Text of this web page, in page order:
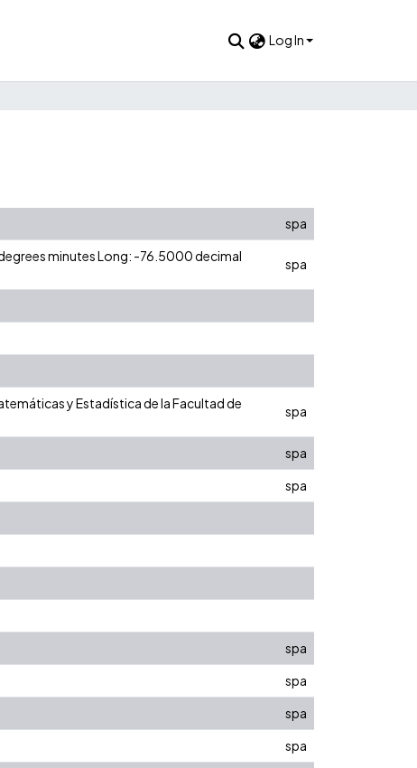
Log In
spa
minutes Long: -76.5000 decimal
spa
y Estadística de la Facultad de
spa
spa
spa
spa
spa
spa
spa